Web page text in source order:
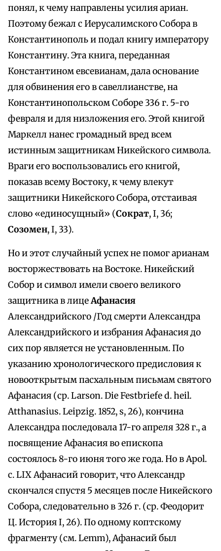
понял, к чему направлены усилия ариан.
Поэтому бежал с Иерусалимского Собора в
Константинополь и подал книгу императору
Константину. Эта книга, переданная
Константином евсевианам, дала основание
для обвинения его в савеллианстве, на
Константинопольском Соборе 336 г. 5-го
февраля и для низложения его. Этой книгой
Маркелл нанес громадный вред всем
истинным защитникам Никейского символа.
Враги его воспользовались его книгой,
показав всему Востоку, к чему влекут
защитники Никейского Собора, отстаивая
слово «единосущный» (Сократ, I, 36;
Созомен, I, 33).
Но и этот случайный успех не помог арианам
восторжествовать на Востоке. Никейский
Собор и символ имели своего великого
защитника в лицеАфанасия
Александрийского /Год смерти Александра
Александрийского и избрания Афанасия до
сих пор является не установленным. По
указанию хронологического предисловия к
новооткрытым пасхальным письмам святого
Афанасия (ср. Larson. Die Festbriefe d. heil.
Atthanasius. Leipzig. 1852, s, 26), кончина
Александра последовала 17-го апреля 328 г., а
посвящение Афанасия во епископа
состоялось 8-го июня того же года. Но в Apol.
с. LIX Афанасий говорит, что Александр
скончался спустя 5 месяцев после Никейского
Собора, следовательно в 326 г. (ср. Феодорит
Ц. История I, 26). По одному коптскому
фрагменту (см. Lemm), Афанасий был